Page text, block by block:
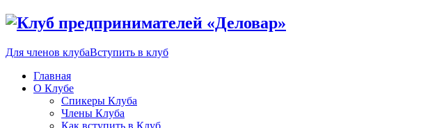
Для членов клубаВступить в клуб
Главная
О Клубе
Спикеры Клуба
Члены Клуба
Как вступить в Клуб